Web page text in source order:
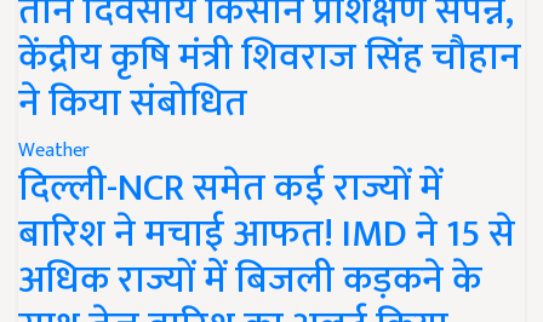
केंद्रीय कृषि मंत्री शिवराज सिंह चौहान
ने किया संबोधित
Weather
दिल्ली-NCR समेत कई राज्यों में
बारिश ने मचाई आफत! IMD ने 15 से
अधिक राज्यों में बिजली कड़कने के